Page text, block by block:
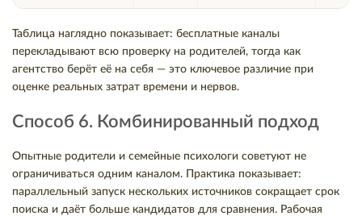
Таблица наглядно показывает: бесплатные каналы
перекладывают всю проверку на родителей, тогда как
агентство берёт её на себя — это ключевое различие при
оценке реальных затрат времени и нервов.
Способ 6. Комбинированный подход
Опытные родители и семейные психологи советуют не
ограничиваться одним каналом. Практика показывает:
параллельный запуск нескольких источников сокращает срок
поиска и даёт больше кандидатов для сравнения. Рабочая